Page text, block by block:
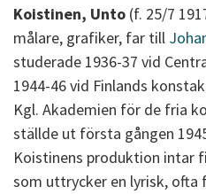
Koistinen, Unto (f. 25/7
målare, grafiker, far till
studerade 1936-37 vid
1944-46 vid Finlands
Kgl. Akademien för de fria
ställde ut första gången
Koistinens produktion intar
som uttrycker en lyrisk, ofta